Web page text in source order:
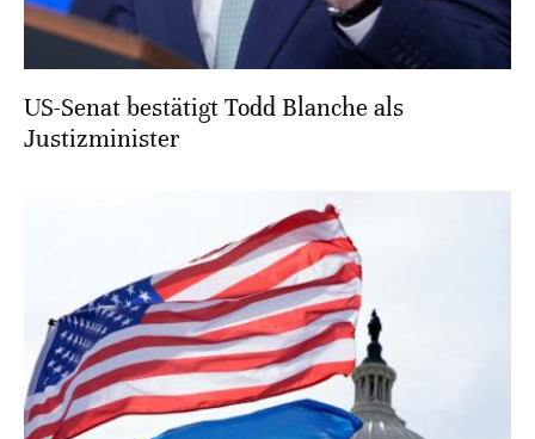
US-Senat bestätigt Todd Blanche als
Justizminister